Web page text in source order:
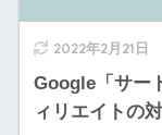
2022年2月21日
Google「サー
ィリエイトの